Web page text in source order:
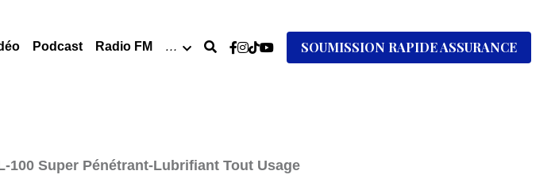
Podcast Radio FM … SOUMISSION RAPIDE ASSURANCE
100 Super Pénétrant-Lubrifiant Tout Usage